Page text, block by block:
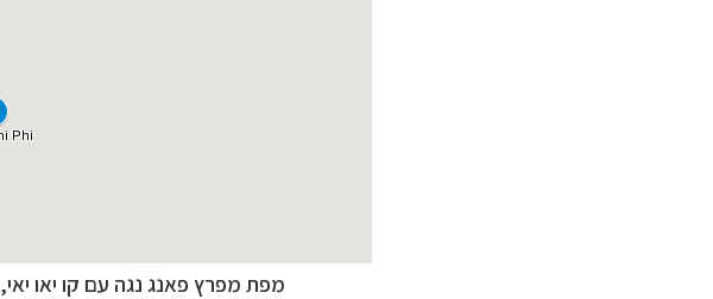
מפת מפרץ פאנג נגה עם קו יאו יאי,